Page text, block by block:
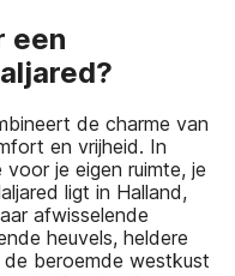
een
de charme van
en vrijheid. In
je eigen ruimte, je
ligt in Halland,
afwisselende
heuvels, heldere
beroemde westkust